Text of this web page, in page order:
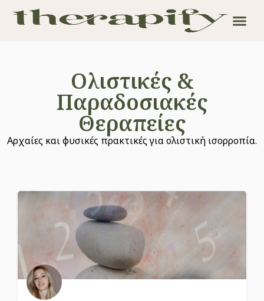
Ολιστικές &
Παραδοσιακές
Θεραπείες
Αρχαίες και φυσικές πρακτικές για ολιστική ισορροπία.